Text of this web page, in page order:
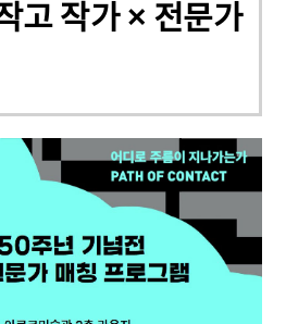
고 작가 × 전문가